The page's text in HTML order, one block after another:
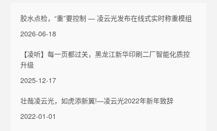
胶水点检，“重”要控制 — 凌云光发布在线式实时称重模组
2026-06-18
【凌听】每一页都过关，黑龙江新华印刷二厂智能化质控
升级
2025-12-17
壮哉凌云光，如虎添新翼!—凌云光2022年新年致辞
2022-01-01